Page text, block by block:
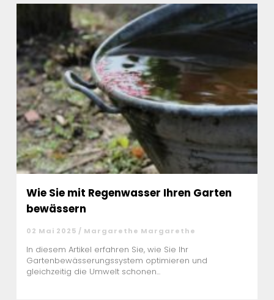
Wie Sie mit Regenwasser Ihren Garten
bewässern
02 Mai 2025 / Margarethe Margarethe
In diesem Artikel erfahren Sie, wie Sie Ihr
Gartenbewässerungssystem optimieren und
gleichzeitig die Umwelt schonen...